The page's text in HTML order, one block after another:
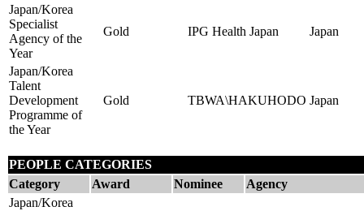
Japan/Korea
Specialist
Agency of the
Year
Gold IPG Health Japan Japan
Japan/Korea
Talent
Development
Programme of
the Year
Gold TBWA\HAKUHODO Japan
PEOPLE CATEGORIES
Category
Award Nominee
Agency
Japan/Korea